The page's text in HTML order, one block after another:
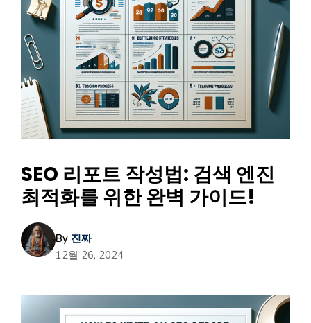
SEO 리포트 작성법: 검색 엔진
최적화를 위한 완벽 가이드!
By 진짜
12월 26, 2024